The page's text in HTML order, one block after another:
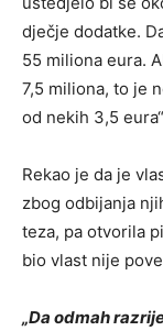
dječje dodatke.
55 miliona eura.
7,5 miliona, to je
od nekih 3,5
Rekao je da je
zbog odbijanja
teza, pa otvorila
bio vlast nije
„Da odmah